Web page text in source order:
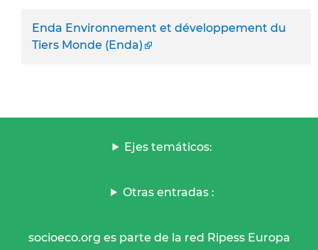
Enda Environnement et développement du
Tiers Monde (Enda)
Ejes temáticos:
Otras entradas :
socioeco.org es parte de la red Ripess Europa